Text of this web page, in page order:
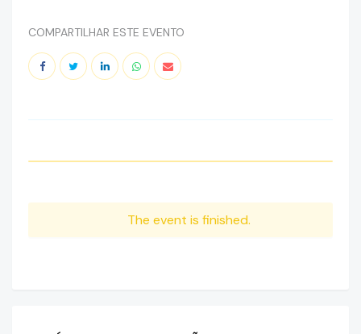
COMPARTILHAR ESTE EVENTO
The event is finished.